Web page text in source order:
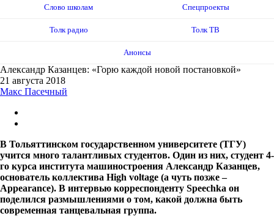
Слово школам Спецпроекты
Толк радио Толк ТВ
Анонсы
Александр Казанцев: «Горю каждой новой постановкой»
21 августа 2018
Макс Пасечный
В Тольяттинском государственном университете (ТГУ)
учится много талантливых студентов. Один из них, студент 4-
го курса института машиностроения Александр Казанцев,
основатель коллектива High voltage (а чуть позже –
Appearance). В интервью корреспонденту Speechka он
поделился размышлениями о том, какой должна быть
современная танцевальная группа.